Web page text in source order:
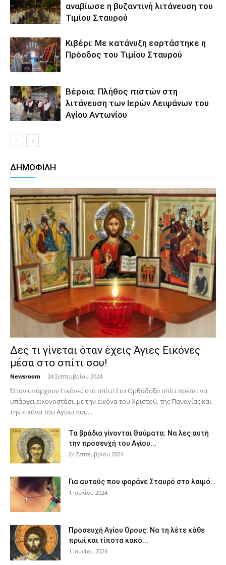
αναβίωσε η βυζαντινή λιτάνευση του
Τιμίου Σταυρού
Κιβέρι: Με κατάνυξη εορτάστηκε η
Πρόοδος του Τιμίου Σταυρού
Βέροια: Πλήθος πιστών στη
λιτάνευση των Ιερών Λειψάνων του
Αγίου Αντωνίου
ΔΗΜΟΦΙΛΗ
Δες τι γίνεται όταν έχεις Άγιες Εικόνες
μέσα στο σπίτι σου!
Newsroom - 24 Σεπτεμβρίου 2024
Όταν υπάρχουν Εικόνες στο σπίτι! Στο Ορθόδοξο σπίτι πρέπει να
υπάρχει εικονοστάσι, με την εικόνα του Χριστού, της Παν­αγίας και
την εικόνα του Αγίου πού...
Τα βράδια γίνονται Θαύματα: Να λες αυτή
την προσευχή του Αγίου...
24 Σεπτεμβρίου 2024
Για αυτούς που φοράνε Σταυρό στο λαιμό…
1 Ιουλίου 2024
Προσευχή Αγίου Όρους: Να τη λέτε κάθε
πρωί και τίποτα κακό...
1 Ιουνίου 2024